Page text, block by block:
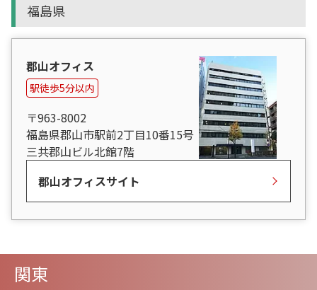
福島県
郡山オフィス
駅徒歩5分以内
〒963-8002
福島県郡山市駅前2丁目10番15号
三共郡山ビル北館7階
郡山オフィスサイト
関東